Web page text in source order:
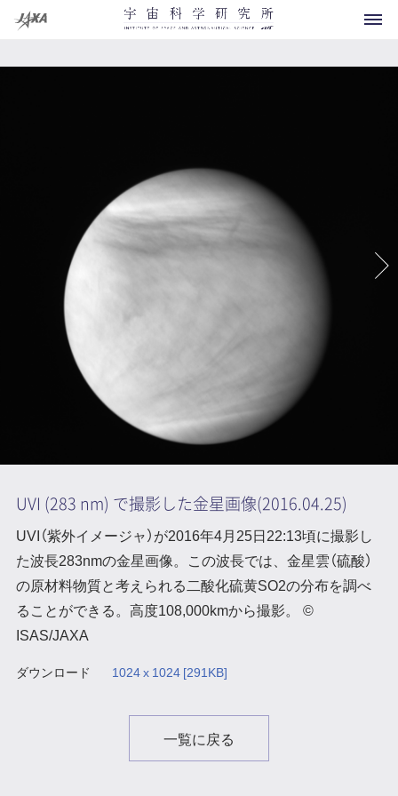
将来計画
運用終了
その他
打上げ用ロケット
観測ロケット
ミッションに関連して思うこと
プラネタリー ディフェンス （地球防衛）
お知らせ
イベント
メディアの方へ
よくあるご質問
宇宙科学講演会
特別公開
宇宙学校
講師派遣
パンフレット
ISASニュース
模型貸出し
研究領域マップ
宇宙科学研究所賞
ビジョン
研究者総覧「あいさすmap」
関連施設
組織
年次要覧 / ISAS Report
歴史
歴代所長
UVI (283 nm) で撮影した金星画像(2016.04.25)
UVI（紫外イメージャ）が2016年4月25日22:13頃に撮影し
た波長283nmの金星画像。この波長では、金星雲（硫酸）
の原材料物質と考えられる二酸化硫黄SO2の分布を調べ
ることができる。高度108,000kmから撮影。 ©
ISAS/JAXA
ダウンロード 1024 x 1024 [291KB]
一覧に戻る